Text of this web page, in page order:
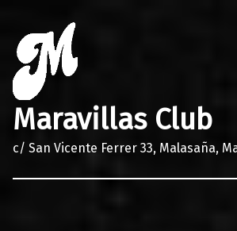
Maravillas Club
c/ San Vicente Ferrer 33, Malasaña,